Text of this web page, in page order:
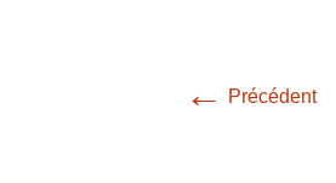
← Précédent